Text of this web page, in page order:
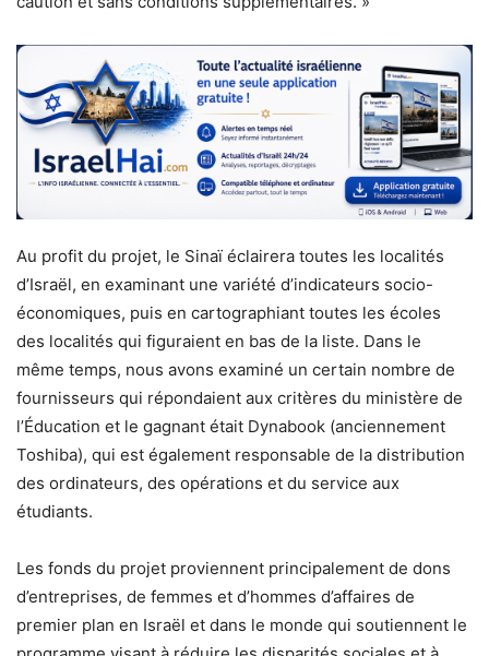
Au profit du projet, le Sinaï éclairera toutes les localités
d’Israël, en examinant une variété d’indicateurs socio-
économiques, puis en cartographiant toutes les écoles
des localités qui figuraient en bas de la liste. Dans le
même temps, nous avons examiné un certain nombre de
fournisseurs qui répondaient aux critères du ministère de
l’Éducation et le gagnant était Dynabook (anciennement
Toshiba), qui est également responsable de la distribution
des ordinateurs, des opérations et du service aux
étudiants.
Les fonds du projet proviennent principalement de dons
d’entreprises, de femmes et d’hommes d’affaires de
premier plan en Israël et dans le monde qui soutiennent le